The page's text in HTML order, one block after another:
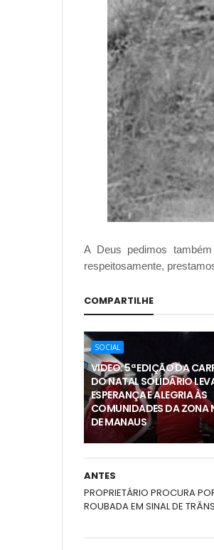
A Deus pedimos
respeitosamente,
COMPARTILHE
SOCIAL
VIDEO: 5ª EDIÇÃO DA
DO NATAL SOLIDÁRIO
ESPERANÇA E ALEGRIA ÀS
COMUNIDADES DA ZONA
DE MANAUS
ANTES
PROPRIETÁRIO PROCURA
ROUBADA EM SINAL DE